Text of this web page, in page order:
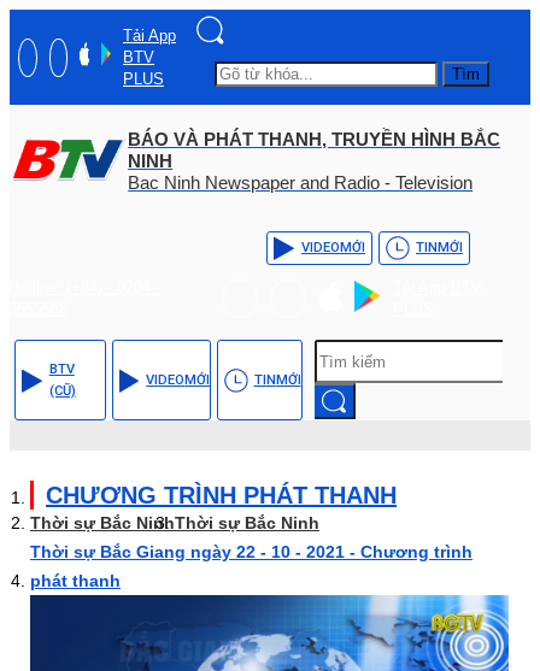
Tải App
BTV
PLUS
Tìm
BÁO VÀ PHÁT THANH, TRUYỀN HÌNH BẮC
NINH
Bac Ninh Newspaper and Radio - Television
VIDEOMỚI TINMỚI
BTV
(CŨ)
VIDEOMỚI TINMỚI
CHƯƠNG TRÌNH PHÁT THANH
Thời sự Bắc NinhThời sự Bắc Ninh
Thời sự Bắc Giang ngày 22 - 10 - 2021 - Chương trình
phát thanh